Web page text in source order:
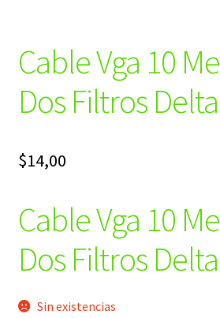
Cable Vga 10
Dos Filtros Delta
$14,00
Cable Vga 10
Dos Filtros Delta
Sin existencias